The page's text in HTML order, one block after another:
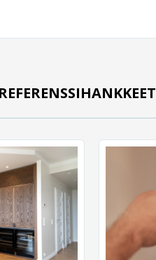
REFERENSSIHANKKEET